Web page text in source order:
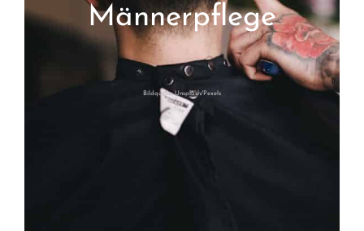
Männerpflege
Bildquelle: Unsplash/Pexels